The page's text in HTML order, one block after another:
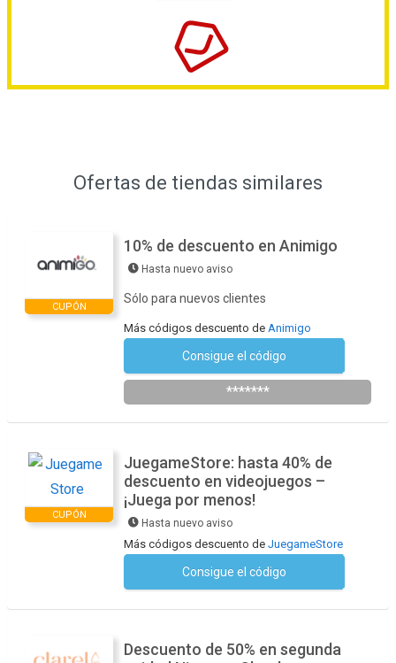
Ofertas de tiendas similares
CUPÓN
10% de descuento en Animigo
Hasta nuevo aviso
Sólo para nuevos clientes
Más códigos descuento de Animigo
Consigue el código
*******
CUPÓN
JuegameStore: hasta 40% de
descuento en videojuegos –
¡Juega por menos!
Hasta nuevo aviso
Más códigos descuento de JuegameStore
Consigue el código
Descuento de 50% en segunda